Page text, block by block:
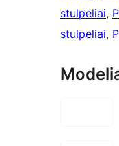
stulpeliai,
stulpeliai,